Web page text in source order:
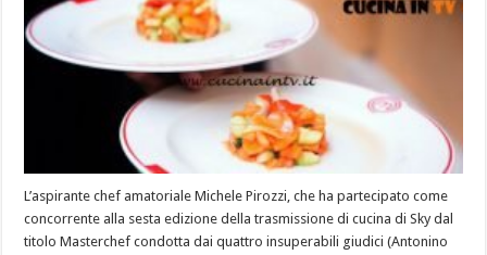
L’aspirante chef amatoriale Michele Pirozzi, che ha partecipato come
concorrente alla sesta edizione della trasmissione di cucina di Sky dal
titolo Masterchef condotta dai quattro insuperabili giudici (Antonino